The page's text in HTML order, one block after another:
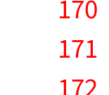
170
171